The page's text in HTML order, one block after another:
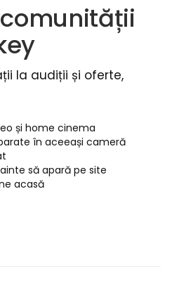
la audiții și oferte,
și home cinema
în aceeași cameră
să apară pe site
acasă